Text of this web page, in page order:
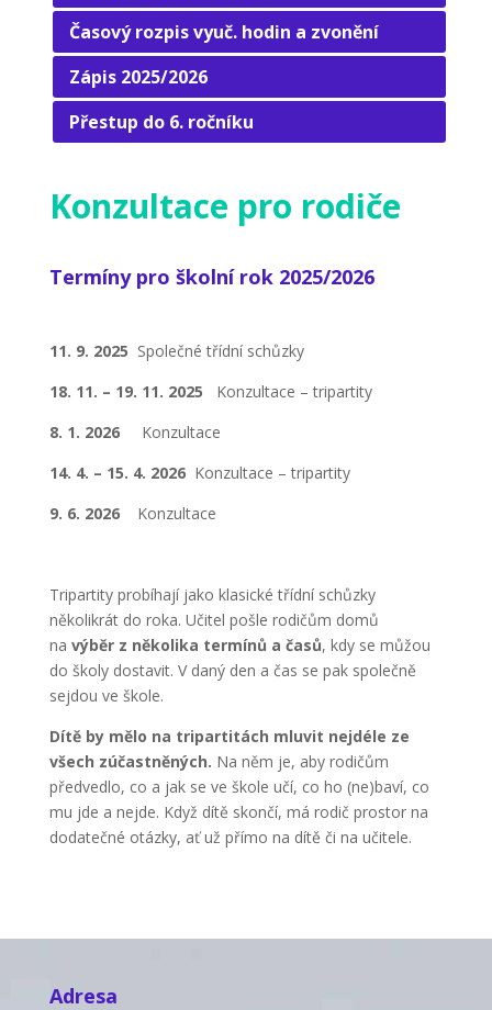
Časový rozpis vyuč. hodin a zvonění
Zápis 2025/2026
Přestup do 6. ročníku
Konzultace pro rodiče
Termíny pro školní rok 2025/2026
11. 9. 2025 Společné třídní schůzky
18. 11. – 19. 11. 2025 Konzultace – tripartity
8. 1. 2026Konzultace
14. 4. – 15. 4. 2026Konzultace – tripartity
9. 6. 2026Konzultace
Tripartity probíhají jako klasické třídní schůzky
několikrát do roka. Učitel pošle rodičům domů
na výběr z několika termínů a časů, kdy se můžou
do školy dostavit. V daný den a čas se pak společně
sejdou ve škole.
Dítě by mělo na tripartitách mluvit nejdéle ze
všech zúčastněných. Na něm je, aby rodičům
předvedlo, co a jak se ve škole učí, co ho (ne)baví, co
mu jde a nejde. Když dítě skončí, má rodič prostor na
dodatečné otázky, ať už přímo na dítě či na učitele.
Adresa